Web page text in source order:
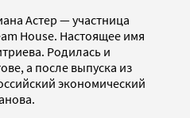
Астер — участница
House. Настоящее имя
Родилась и
а после выпуска из
экономический